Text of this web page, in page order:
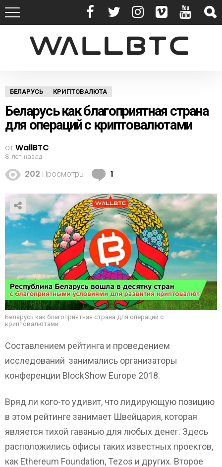
БЕЛАРУСЬ КРИПТОВАЛЮТА
Беларусь как благоприятная страна
для операций с криптовалютами
отWallBTC
8 лет назад
202 Просмотры 1
м
е
н
т
а
р
и
й
Беларусь как благоприятная страна для операций с
криптовалютами
Составлением рейтинга и проведением
исследований занимались организаторы
конференции BlockShow Europe 2018.
Вряд ли кого-то удивит, что лидирующую позицию
в этом рейтинге занимает Швейцария, которая
является тихой гаванью для любых денег. Здесь
расположились офисы таких известных проектов,
как Ethereum Foundation, Tezos и других. Второе